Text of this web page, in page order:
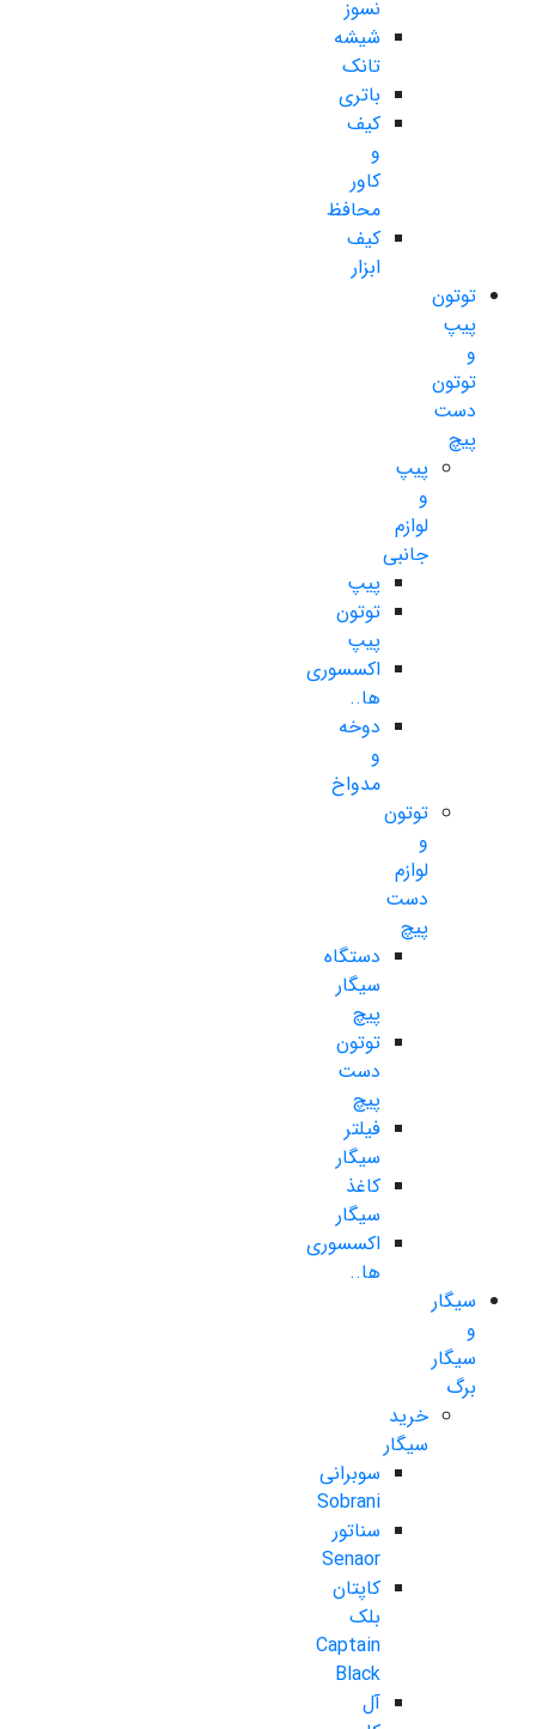
نسوز
شیشه
تانک
باتری
کیف
و
کاور
محافظ
کیف
ابزار
توتون
پیپ
و
توتون
دست
پیچ
پیپ
و
لوازم
جانبی
پیپ
توتون
پیپ
اکسسوری
ها..
دوخه
و
مدواخ
توتون
و
لوازم
دست
پیچ
دستگاه
سیگار
پیچ
توتون
دست
پیچ
فیلتر
سیگار
کاغذ
سیگار
اکسسوری
ها..
سیگار
و
سیگار
برگ
خرید
سیگار
سوبرانی
Sobrani
سناتور
Senaor
کاپتان
بلک
Captain
Black
آل